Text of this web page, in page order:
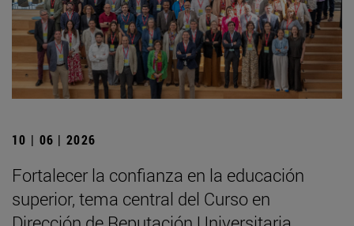
10 | 06 | 2026
Fortalecer la confianza en la educación
superior, tema central del Curso en